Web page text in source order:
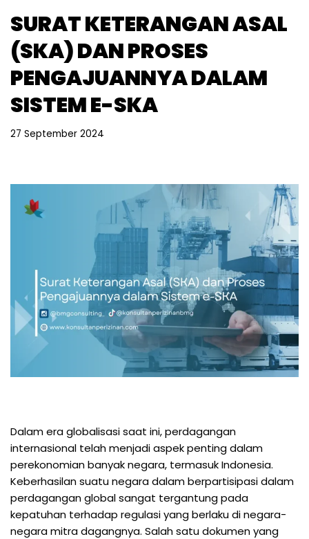
SURAT KETERANGAN ASAL
(SKA) DAN PROSES
PENGAJUANNYA DALAM
SISTEM E-SKA
27 September 2024
Dalam era globalisasi saat ini, perdagangan
internasional telah menjadi aspek penting dalam
perekonomian banyak negara, termasuk Indonesia.
Keberhasilan suatu negara dalam berpartisipasi dalam
perdagangan global sangat tergantung pada
kepatuhan terhadap regulasi yang berlaku di negara-
negara mitra dagangnya. Salah satu dokumen yang